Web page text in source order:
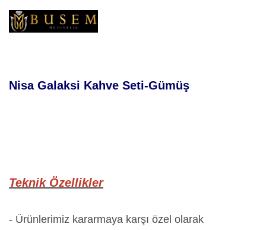
Nisa Galaksi Kahve Seti-Gümüş
Teknik Özellikler
- Ürünlerimiz kararmaya karşı özel olarak